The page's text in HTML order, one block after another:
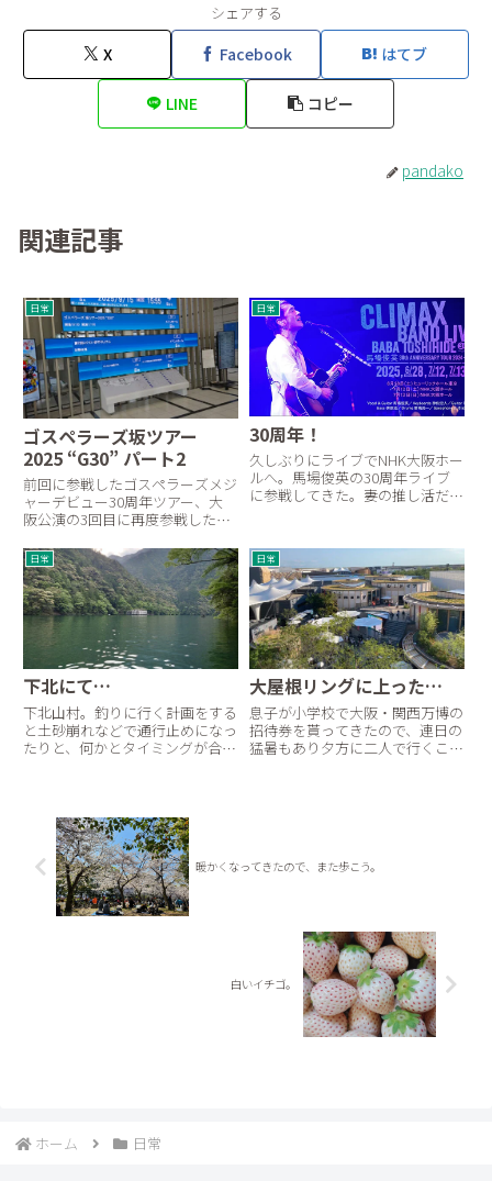
シェアする
X Facebook はてブ
LINE コピー
pandako
関連記事
日常
ゴスペラーズ坂ツアー
2025 “G30” パート2
前回に参戦したゴスペラーズメジ
ャーデビュー30周年ツアー、大
阪公演の3回目に再度参戦した。
だ！今回は前から14列目の席だ
ったが、右の一番端っこだったの
で期待はしていなかった。会場に
1時間くらい前に到着。近くの駐
車...
日常
30周年！
久しぶりにライブでNHK大阪ホー
ルへ。馬場俊英の30周年ライブ
に参戦してきた。妻の推し活だ。
へ向かったが、すごい人混み。ラ
イブの人にしては多いような気が
する。どうやら参議院選挙で...
日常
下北にて…
下北山村。釣りに行く計画をする
と土砂崩れなどで通行止めになっ
たりと、何かとタイミングが合わ
的に七色ダムで予約が取れた。当
日、あまり眠れなかったが、な
ん...
日常
大屋根リングに上った…
息子が小学校で大阪・関西万博の
招待券を貰ってきたので、連日の
猛暑もあり夕方に二人で行くこと
暖かくなってきたので、また歩こう。
白いイチゴ。
ホーム 日常